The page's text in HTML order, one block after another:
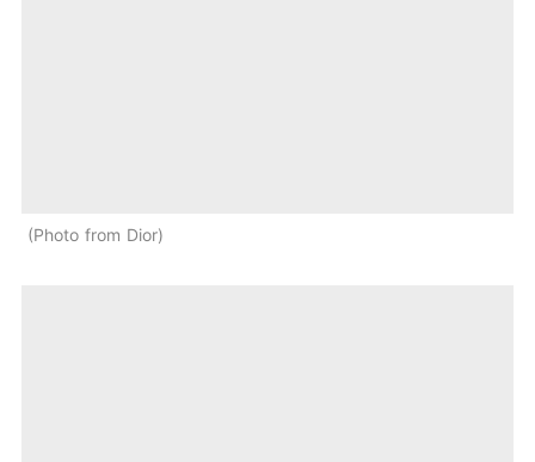
Photo from Dior